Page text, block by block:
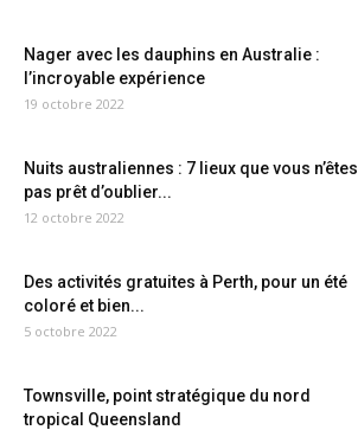
Nager avec les dauphins en Australie :
l’incroyable expérience
19 octobre 2022
Nuits australiennes : 7 lieux que vous n’êtes
pas prêt d’oublier...
12 octobre 2022
Des activités gratuites à Perth, pour un été
coloré et bien...
5 octobre 2022
Townsville, point stratégique du nord
tropical Queensland